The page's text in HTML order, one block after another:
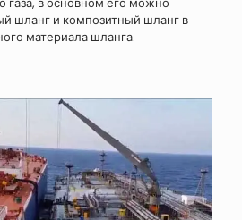
шланг и композитный шланг в
материала шланга.